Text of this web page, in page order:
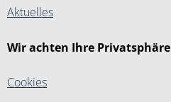
Aktuelles
Wir achten Ihre Privatsphäre
Cookies